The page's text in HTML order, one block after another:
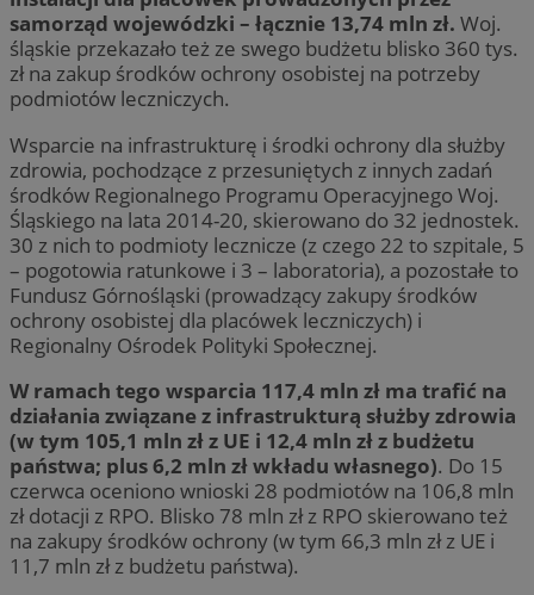
samorząd wojewódzki – łącznie 13,74 mln zł. Woj.
śląskie przekazało też ze swego budżetu blisko 360 tys.
zł na zakup środków ochrony osobistej na potrzeby
podmiotów leczniczych.
Wsparcie na infrastrukturę i środki ochrony dla służby
zdrowia, pochodzące z przesuniętych z innych zadań
środków Regionalnego Programu Operacyjnego Woj.
Śląskiego na lata 2014-20, skierowano do 32 jednostek.
30 z nich to podmioty lecznicze (z czego 22 to szpitale, 5
– pogotowia ratunkowe i 3 – laboratoria), a pozostałe to
Fundusz Górnośląski (prowadzący zakupy środków
ochrony osobistej dla placówek leczniczych) i
Regionalny Ośrodek Polityki Społecznej.
W ramach tego wsparcia 117,4 mln zł ma trafić na
działania związane z infrastrukturą służby zdrowia
(w tym 105,1 mln zł z UE i 12,4 mln zł z budżetu
państwa; plus 6,2 mln zł wkładu własnego). Do 15
czerwca oceniono wnioski 28 podmiotów na 106,8 mln
zł dotacji z RPO. Blisko 78 mln zł z RPO skierowano też
na zakupy środków ochrony (w tym 66,3 mln zł z UE i
11,7 mln zł z budżetu państwa).